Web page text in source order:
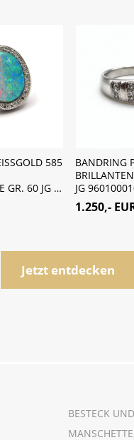
585
GR. 60 JG …
BANDRING
JG
1.250,-
Jetzt entdecken
BESTECK